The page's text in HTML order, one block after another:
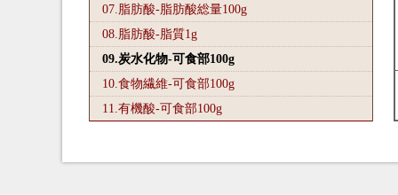
07.脂肪酸-脂肪酸総量100g
08.脂肪酸-脂質1g
09.炭水化物-可食部100g
10.食物繊維-可食部100g
11.有機酸-可食部100g